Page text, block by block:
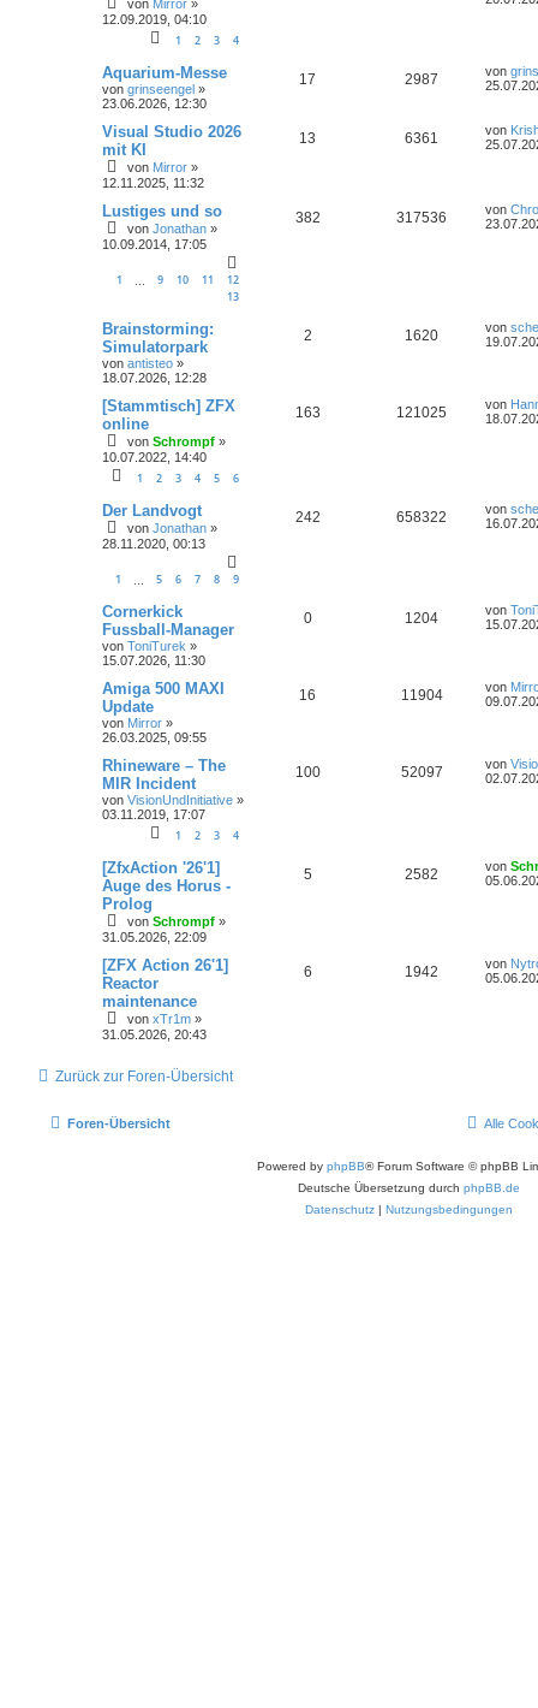
von Mirror »
12.09.2019, 04:10
1 2 3 4
Aquarium-Messe
von grinseengel »
23.06.2026, 12:30
17 2987 von
Visual Studio 2026
mit KI
von Mirror »
12.11.2025, 11:32
13 6361 von
Lustiges und so
von Jonathan »
10.09.2014, 17:05
1 9 10 11
12
13
382 317536 von
Brainstorming:
Simulatorpark
von antisteo »
18.07.2026, 12:28
2 1620 von
[Stammtisch] ZFX
online
von Schrompf »
10.07.2022, 14:40
1 2 3 4 5 6
163 121025 von
Der Landvogt
von Jonathan »
28.11.2020, 00:13
1 5 6 7 8 9
242 658322 von
Cornerkick
Fussball-Manager
von ToniTurek »
15.07.2026, 11:30
0 1204 von
Amiga 500 MAXI
Update
von Mirror »
26.03.2025, 09:55
16 11904 von
Rhineware – The
MIR Incident
von VisionUndInitiative »
03.11.2019, 17:07
1 2 3 4
100 52097 von
[ZfxAction '26'1]
Auge des Horus -
Prolog
von Schrompf »
31.05.2026, 22:09
5 2582 von
[ZFX Action 26'1]
Reactor
maintenance
von xTr1m »
31.05.2026, 20:43
6 1942 von
Zurück zur Foren-Übersicht
Foren-Übersicht Alle
Powered by phpBB® Forum Software © phpBB
Deutsche Übersetzung durch phpBB.de
Datenschutz | Nutzungsbedingungen